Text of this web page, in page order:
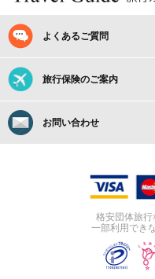
よくあるご質問
旅行保険のご案内
お問い合わせ
格安団体旅行
一部利用でき